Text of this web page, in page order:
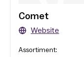
Comet
Website
Assortiment: